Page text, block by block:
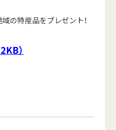
の特産品をプレゼント！
）